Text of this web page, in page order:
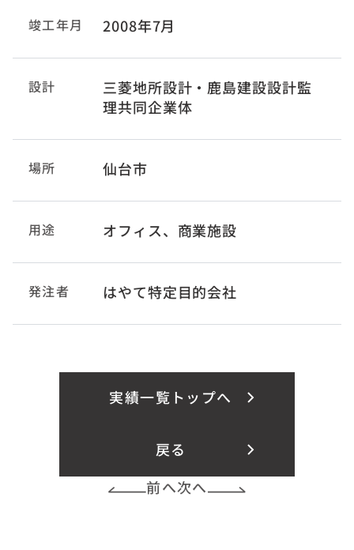
竣工年月 2008年7月
設計
三菱地所設計・鹿島建設設計監
理共同企業体
場所 仙台市
用途 オフィス、商業施設
発注者 はやて特定目的会社
実績一覧トップへ
戻る
前へ次へ